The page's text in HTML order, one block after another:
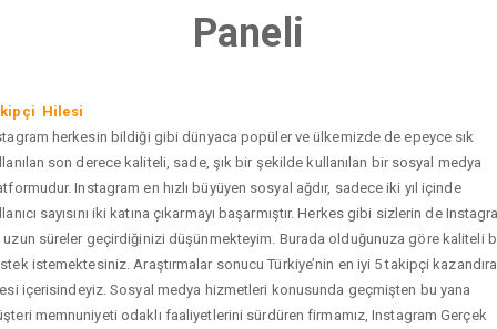
Paneli
Hilesi
herkesin bildiği gibi dünyaca popüler ve ülkemizde de epeyce sık
son derece kaliteli, sade, şık bir şekilde kullanılan bir sosyal medya
Instagram en hızlı büyüyen sosyal ağdır, sadece iki yıl içinde
sayısını iki katına çıkarmayı başarmıştır. Herkes gibi sizlerin de
uzun süreler geçirdiğinizi düşünmekteyim. Burada olduğunuza göre kaliteli
istemektesiniz. Araştırmalar sonucu Türkiye’nin en iyi 5 takipçi
içerisindeyiz. Sosyal medya hizmetleri konusunda geçmişten bu yana
memnuniyeti odaklı faaliyetlerini sürdüren firmamız, Instagram Gerçek